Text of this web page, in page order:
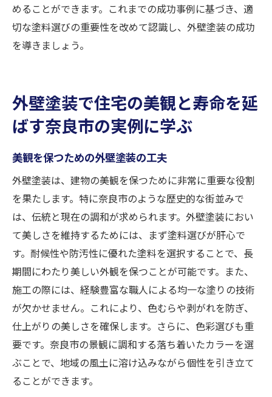
めることができます。これまでの成功事例に基づき、適
切な塗料選びの重要性を改めて認識し、外壁塗装の成功
を導きましょう。
外壁塗装で住宅の美観と寿命を延
ばす奈良市の実例に学ぶ
美観を保つための外壁塗装の工夫
外壁塗装は、建物の美観を保つために非常に重要な役割
を果たします。特に奈良市のような歴史的な街並みで
は、伝統と現在の調和が求められます。外壁塗装におい
て美しさを維持するためには、まず塗料選びが肝心で
す。耐候性や防汚性に優れた塗料を選択することで、長
期間にわたり美しい外観を保つことが可能です。また、
施工の際には、経験豊富な職人による均一な塗りの技術
が欠かせません。これにより、色むらや剥がれを防ぎ、
仕上がりの美しさを確保します。さらに、色彩選びも重
要です。奈良市の景観に調和する落ち着いたカラーを選
ぶことで、地域の風土に溶け込みながら個性を引き立て
ることができます。